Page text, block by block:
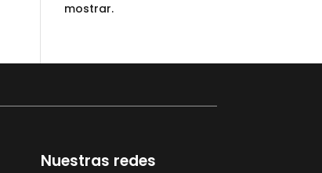
mostrar.
Nuestras redes